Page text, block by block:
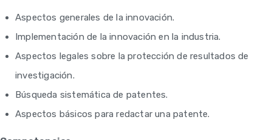
Aspectos generales de la innovación.
Implementación de la innovación en la industria.
Aspectos legales sobre la protección de resultados de
investigación.
Búsqueda sistemática de patentes.
Aspectos básicos para redactar una patente.